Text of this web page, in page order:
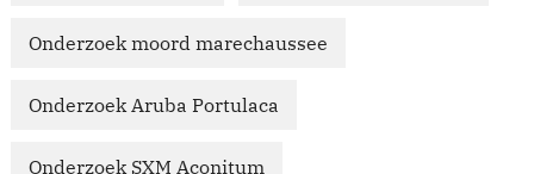
Onderzoek moord marechaussee
Onderzoek Aruba Portulaca
Onderzoek SXM Aconitum